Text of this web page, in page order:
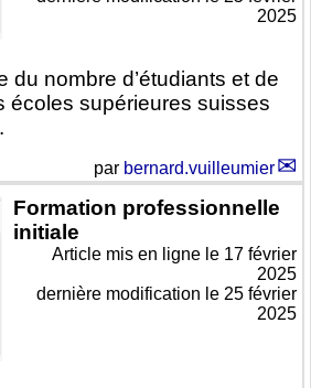
du nombre d’étudiants et de
écoles supérieures suisses
2025
par bernard.vuilleumier
Formation professionnelle
initiale
Article mis en ligne le 17 février
2025
dernière modification le 25 février
2025